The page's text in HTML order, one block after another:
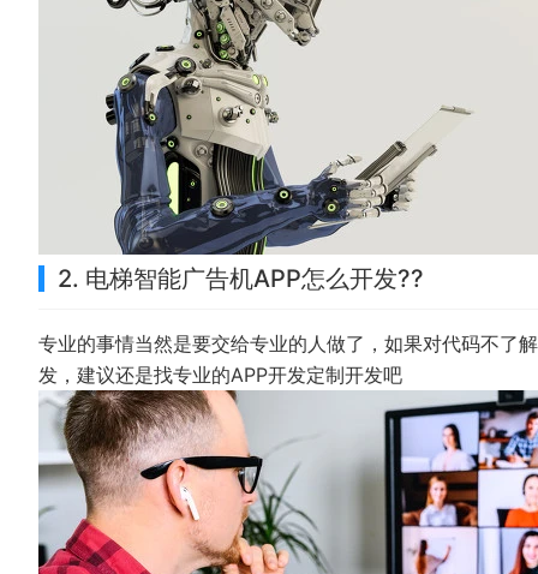
2. 电梯智能广告机APP怎么开发??
专业的事情当然是要交给专业的人做了，如果对代码不了
发，建议还是找专业的APP开发定制开发吧